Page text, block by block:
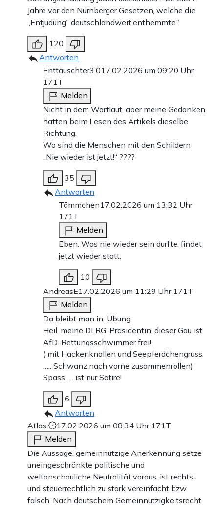
Jahre vor den Nürnberger Gesetzen, welche die
„Entjudung“ deutschlandweit enthemmte.“
120
Antworten
Enttäuschter3.017.02.2026 um 09:20 Uhr
171T
Melden
Nicht in dem Wortlaut, aber meine Gedanken
hatten beim Lesen des Artikels dieselbe
Richtung.
Wo sind die Menschen mit den Schildern
„Nie wieder ist jetzt!“ ????
35
Antworten
Tömmchen17.02.2026 um 13:32 Uhr
171T
Melden
Eben. Was nie wieder sein durfte, findet
jetzt wieder statt.
10
AndreasE17.02.2026 um 11:29 Uhr 171T
Melden
Da bleibt man in ‚Übung‘
Heil, meine DLRG-Präsidentin, dieser Gau ist
AfD-Rettungsschwimmer frei!
( mit Hackenknallen und Seepferdchengruss,
….. Schwanz nach vorne zusammenrollen)
Spass….. ist nur Satire!
6
Antworten
Atlas
17.02.2026 um 08:34 Uhr 171T
Melden
Die Aussage, gemeinnützige Anerkennung setze
uneingeschränkte politische und
weltanschauliche Neutralität voraus, ist rechts‑
und steuerrechtlich zu stark vereinfacht bzw.
falsch. Nach deutschem Gemeinnützigkeitsrecht